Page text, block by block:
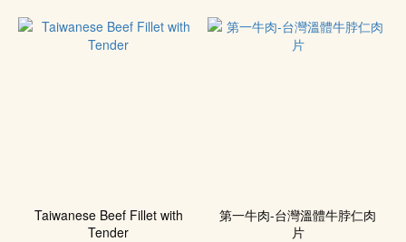
Taiwanese Beef Fillet with
Tender
第一牛肉-台灣溫體牛脖仁肉
片